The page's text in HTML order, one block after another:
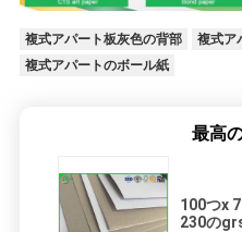
複式アパート板灰色の背部
複式ア
複式アパートのボール紙
最高
100つx
230の